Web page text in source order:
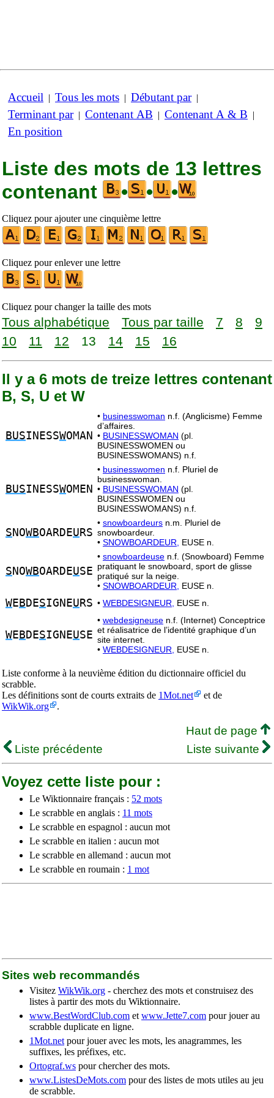
Accueil | Tous les mots | Débutant par|
Terminant par| Contenant AB | Contenant A & B |
En position
Liste des mots de 13 lettres
contenant
• • •
Cliquez pour ajouter une cinquième lettre
Cliquez pour enlever une lettre
Cliquez pour changer la taille des mots
Tous alphabétique Tous par taille 7 8
9
10
11 12 13 14 15 16
Il y a 6 mots de treize lettres contenant
B, S, U et W
BUSINESSWOMAN
• businesswoman n.f. (Anglicisme) Femme
d’affaires.
• BUSINESSWOMAN (pl.
BUSINESSWOMEN ou
BUSINESSWOMANS) n.f.
BUSINESSWOMEN
• businesswomen n.f. Pluriel de
businesswoman.
• BUSINESSWOMAN (pl.
BUSINESSWOMEN ou
BUSINESSWOMANS) n.f.
S NOWBOARDEU RS
• snowboardeurs n.m. Pluriel de
snowboardeur.
• SNOWBOARDEUR, EUSE n.
S NOWBOARDEUSE
• snowboardeuse n.f. (Snowboard) Femme
pratiquant le snowboard, sport de glisse
pratiqué sur la neige.
• SNOWBOARDEUR, EUSE n.
WE B DESIGNEU RS • WEBDESIGNEUR, EUSE n.
WE B DESIGNEUSE
• webdesigneuse n.f. (Internet) Conceptrice
et réalisatrice de l’identité graphique d’un
site internet.
• WEBDESIGNEUR, EUSE n.
Liste conforme à la neuvième édition du dictionnaire officiel du
scrabble.
Les définitions sont de courts extraits de 1Mot.net
et de
WikWik.org
.
Haut de page
Liste précédente
Liste suivante
Voyez cette liste pour :
Le Wiktionnaire français : 52 mots
Le scrabble en anglais : 11 mots
Le scrabble en espagnol : aucun mot
Le scrabble en italien : aucun mot
Le scrabble en allemand : aucun mot
Le scrabble en roumain : 1 mot
Sites web recommandés
Visitez WikWik.org - cherchez des mots et construisez des
listes à partir des mots du Wiktionnaire.
www.BestWordClub.com et www.Jette7.com pour jouer au
scrabble duplicate en ligne.
1Mot.net pour jouer avec les mots, les anagrammes, les
suffixes, les préfixes, etc.
Ortograf.ws pour chercher des mots.
www.ListesDeMots.com pour des listes de mots utiles au jeu
de scrabble.